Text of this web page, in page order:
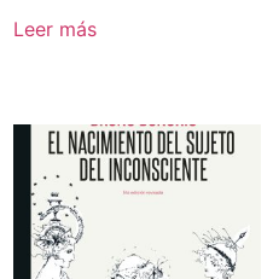
Leer más